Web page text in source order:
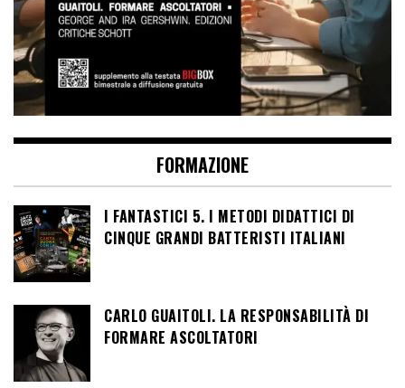
FORMAZIONE
I FANTASTICI 5. I METODI DIDATTICI DI
CINQUE GRANDI BATTERISTI ITALIANI
CARLO GUAITOLI. LA RESPONSABILITÀ DI
FORMARE ASCOLTATORI